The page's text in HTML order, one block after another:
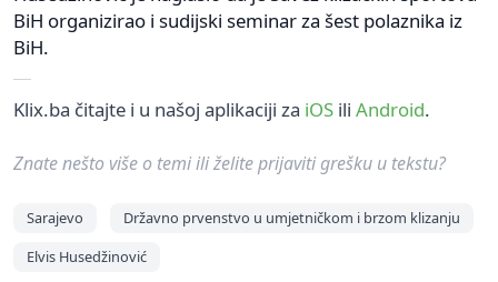
BiH organizirao i sudijski seminar za šest polaznika iz
BiH.
Klix.ba čitajte i u našoj aplikaciji za iOS ili Android.
Znate nešto više o temi ili želite prijaviti grešku u tekstu?
Sarajevo
Državno prvenstvo u umjetničkom i brzom klizanju
Elvis Husedžinović